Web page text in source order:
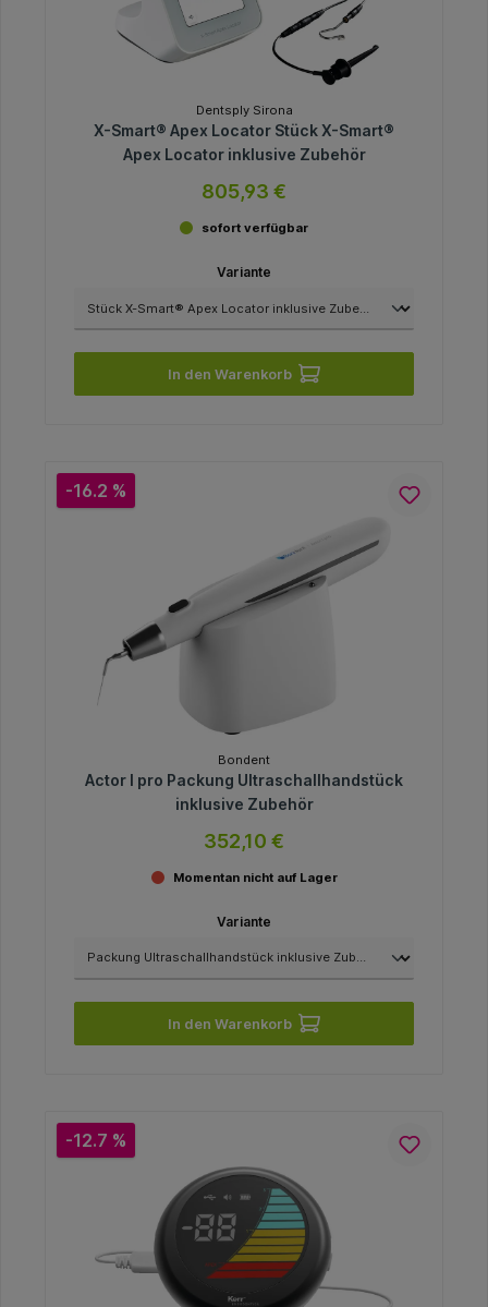
Dentsply Sirona
X-Smart® Apex Locator Stück X-Smart®
Apex Locator inklusive Zubehör
805,93 €
sofort verfügbar
Variante
In den Warenkorb
-16.2 %
Bondent
Actor I pro Packung Ultraschallhandstück
inklusive Zubehör
352,10 €
Momentan nicht auf Lager
Variante
In den Warenkorb
-12.7 %